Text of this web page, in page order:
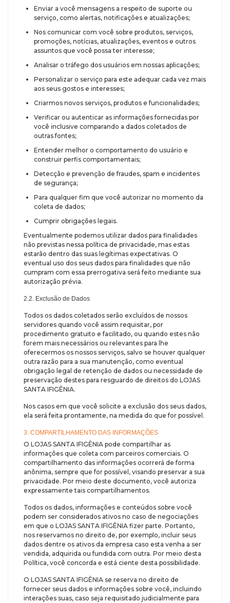
Enviar a você mensagens a respeito de suporte ou
serviço, como alertas, notificações e atualizações;
Nos comunicar com você sobre produtos, serviços,
promoções, notícias, atualizações, eventos e outros
assuntos que você possa ter interesse;
Analisar o tráfego dos usuários em nossas aplicações;
Personalizar o serviço para este adequar cada vez mais
aos seus gostos e interesses;
Criarmos novos serviços, produtos e funcionalidades;
Verificar ou autenticar as informações fornecidas por
você inclusive comparando a dados coletados de
outras fontes;
Entender melhor o comportamento do usuário e
construir perfis comportamentais;
Detecção e prevenção de fraudes, spam e incidentes
de segurança;
Para qualquer fim que você autorizar no momento da
coleta de dados;
Cumprir obrigações legais.
Eventualmente podemos utilizar dados para finalidades
não previstas nessa política de privacidade, mas estas
estarão dentro das suas legítimas expectativas. O
eventual uso dos seus dados para finalidades que não
cumpram com essa prerrogativa será feito mediante sua
autorização prévia.
2.2. Exclusão de Dados
Todos os dados coletados serão excluídos de nossos
servidores quando você assim requisitar, por
procedimento gratuito e facilitado, ou quando estes não
forem mais necessários ou relevantes para lhe
oferecermos os nossos serviços, salvo se houver qualquer
outra razão para a sua manutenção, como eventual
obrigação legal de retenção de dados ou necessidade de
preservação destes para resguardo de direitos do LOJAS
SANTA IFIGÊNIA.
Nos casos em que você solicite a exclusão dos seus dados,
ela será feita prontamente, na medida do que for possível.
3. COMPARTILHAMENTO DAS INFORMAÇÕES
O LOJAS SANTA IFIGÊNIA pode compartilhar as
informações que coleta com parceiros comerciais. O
compartilhamento das informações ocorrerá de forma
anônima, sempre que for possível, visando preservar a sua
privacidade. Por meio deste documento, você autoriza
expressamente tais compartilhamentos.
Todos os dados, informações e conteúdos sobre você
podem ser considerados ativos no caso de negociações
em que o LOJAS SANTA IFIGÊNIA fizer parte. Portanto,
nos reservamos no direito de, por exemplo, incluir seus
dados dentre os ativos da empresa caso esta venha a ser
vendida, adquirida ou fundida com outra. Por meio desta
Política, você concorda e está ciente desta possibilidade.
O LOJAS SANTA IFIGÊNIA se reserva no direito de
fornecer seus dados e informações sobre você, incluindo
interações suas, caso seja requisitado judicialmente para